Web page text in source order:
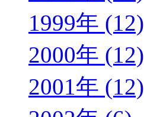
1999年 (12)
2000年 (12)
2001年 (12)